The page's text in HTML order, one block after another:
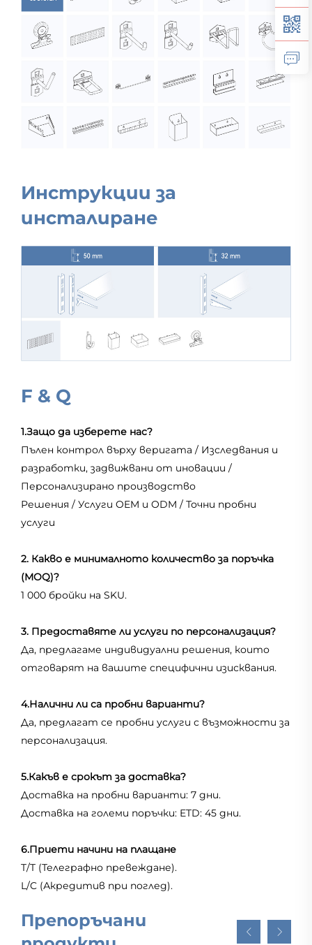
Инструкции за
инсталиране
F & Q
1.Защо да изберете нас?
Пълен контрол върху веригата / Изследвания и
разработки, задвижвани от иновации /
Персонализирано производство
Решения / Услуги OEM и ODM / Точни пробни
услуги
2. Какво е минималното количество за поръчка
(MOQ)?
1 000 бройки на SKU.
3. Предоставяте ли услуги по персонализация?
Да, предлагаме индивидуални решения, които
отговарят на вашите специфични изисквания.
4.Налични ли са пробни варианти?
Да, предлагат се пробни услуги с възможности за
персонализация.
5.Какъв е срокът за доставка?
Доставка на пробни варианти: 7 дни.
Доставка на големи поръчки: ETD: 45 дни.
6.Приети начини на плащане
T/T (Телеграфно превеждане).
L/C (Акредитив при поглед).
Препоръчани